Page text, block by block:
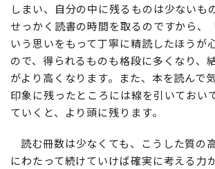
しまい、自分の中に残るものは少ないも
せっかく読書の時間を取るのですから、
いう思いをもって丁寧に精読したほうが
ので、得られるものも格段に多くなり、
がより高くなります。また、本を読んで
印象に残ったところには線を引いておい
ていくと、より頭に残ります。
読む冊数は少なくても、こうした質の
にわたって続けていけば確実に考える力